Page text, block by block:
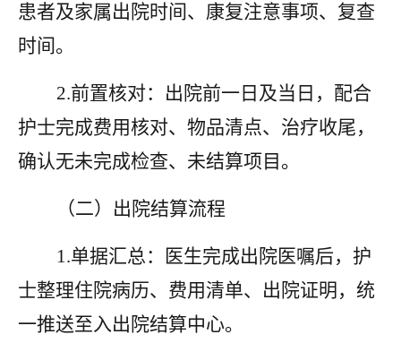
患者及家属出院时间、康复注意事项、复查
时间。
2.前置核对：出院前一日及当日，配合
护士完成费用核对、物品清点、治疗收尾，
确认无未完成检查、未结算项目。
（二）出院结算流程
1.单据汇总：医生完成出院医嘱后，护
士整理住院病历、费用清单、出院证明，统
一推送至入出院结算中心。